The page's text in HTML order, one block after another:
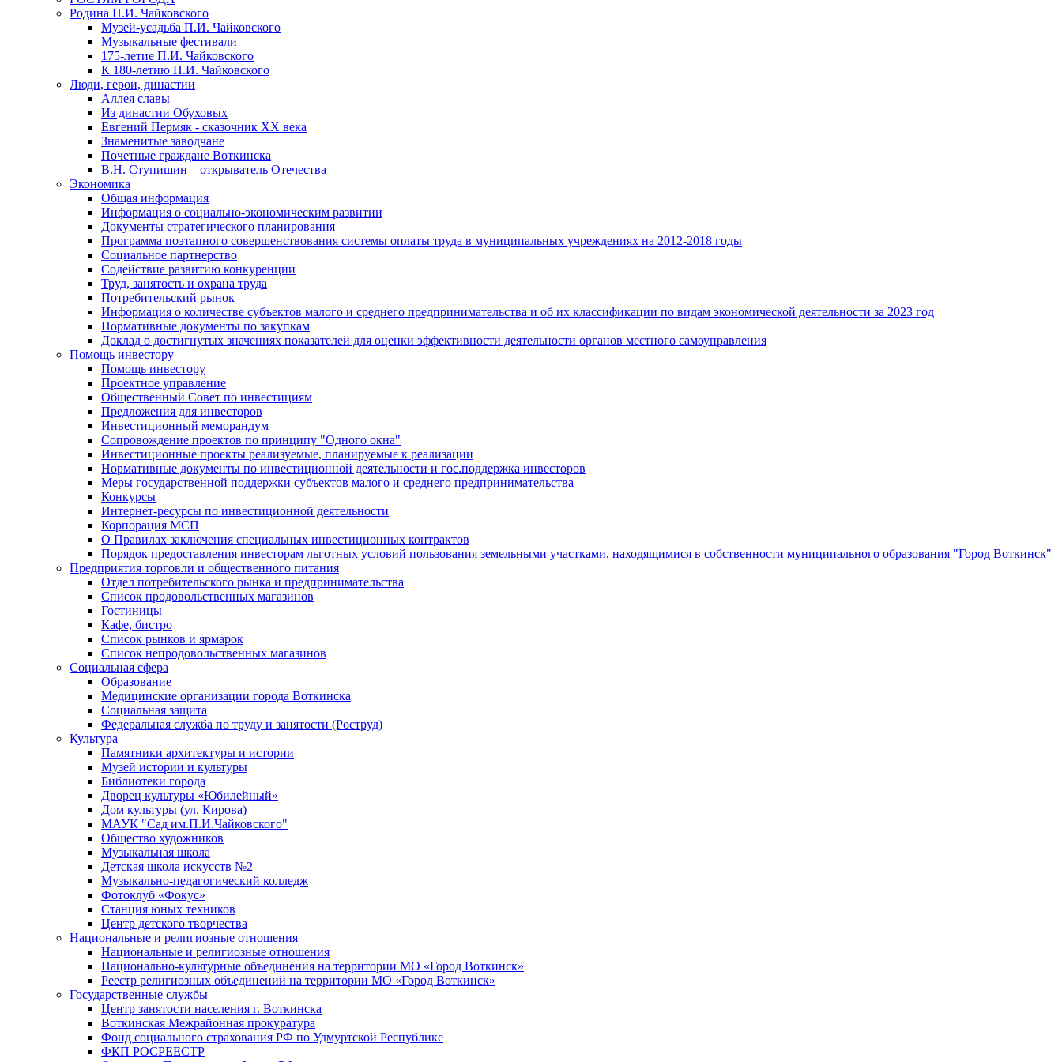
Родина П.И. Чайковского
Музей-усадьба П.И. Чайковского
Музыкальные фестивали
175-летие П.И. Чайковского
К 180-летию П.И. Чайковского
Люди, герои, династии
Аллея славы
Из династии Обуховых
Евгений Пермяк - сказочник XX века
Знаменитые заводчане
Почетные граждане Воткинска
В.Н. Ступишин – открыватель Отечества
Экономика
Общая информация
Информация о социально-экономическим развитии
Документы стратегического планирования
Программа поэтапного совершенствования системы оплаты труда в муниципальных учреждениях на 2012-2018 годы
Социальное партнерство
Содействие развитию конкуренции
Труд, занятость и охрана труда
Потребительский рынок
Информация о количестве субъектов малого и среднего предпринимательства и об их классификации по видам экономической деятельности за 2023 год
Нормативные документы по закупкам
Доклад о достигнутых значениях показателей для оценки эффективности деятельности органов местного самоуправления
Помощь инвестору
Помощь инвестору
Проектное управление
Общественный Совет по инвестициям
Предложения для инвесторов
Инвестиционный меморандум
Сопровождение проектов по принципу "Oдного окна"
Инвестиционные проекты реализуемые, планируемые к реализации
Нормативные документы по инвестиционной деятельности и гос.поддержка инвесторов
Меры государственной поддержки субъектов малого и среднего предпринимательства
Конкурсы
Интернет-ресурсы по инвестиционной деятельности
Корпорация МСП
О Правилах заключения специальных инвестиционных контрактов
Порядок предоставления инвесторам льготных условий пользования земельными участками, находящимися в собственности муниципального образования "Город Воткинск"
Предприятия торговли и общественного питания
Отдел потребительского рынка и предпринимательства
Список продовольственных магазинов
Гостиницы
Кафе, бистро
Cписок рынков и ярмарок
Список непродовольственных магазинов
Социальная сфера
Образование
Медицинские организации города Воткинска
Социальная защита
Федеральная служба по труду и занятости (Роструд)
Культура
Памятники архитектуры и истории
Музей истории и культуры
Библиотеки города
Дворец культуры «Юбилейный»
Дом культуры (ул. Кирова)
МАУК "Сад им.П.И.Чайковского"
Общество художников
Музыкальная школа
Детская школа искусств №2
Музыкально-педагогический колледж
Фотоклуб «Фокус»
Станция юных техников
Центр детского творчества
Национальные и религиозные отношения
Национальные и религиозные отношения
Национально-культурные объединения на территории МО «Город Воткинск»
Реестр религиозных объединений на территории МО «Город Воткинск»
Государственные службы
Центр занятости населения г. Воткинска
Воткинская Межрайонная прокуратура
Фонд социального страхования РФ по Удмуртской Республике
ФКП РОСРЕЕСТР